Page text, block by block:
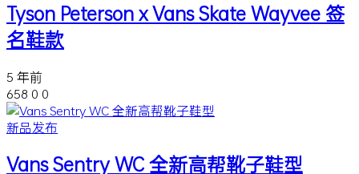
Tyson Peterson x Vans Skate Wayvee 签
名鞋款
5 年前
658 0 0
新品发布
Vans Sentry WC 全新高帮靴子鞋型